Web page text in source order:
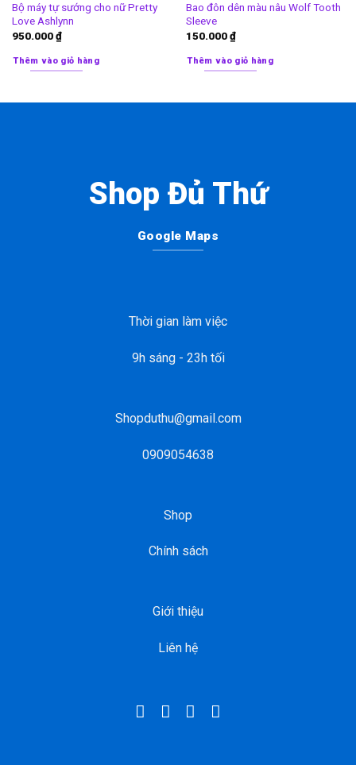
Bộ máy tự sướng cho nữ Pretty
Love Ashlynn
950.000₫
Thêm vào giỏ hàng
Bao đôn dên màu nâu Wolf Tooth
Sleeve
150.000₫
Thêm vào giỏ hàng
Shop Đủ Thứ
Google Maps
Thời gian làm việc
9h sáng - 23h tối
Shopduthu@gmail.com
0909054638
Shop
Chính sách
Giới thiệu
Liên hệ